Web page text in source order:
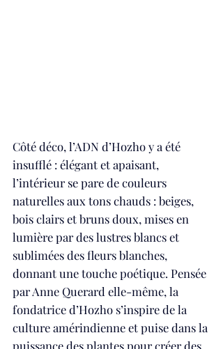
Côté déco, l’ADN d’Hozho y a été
insufflé : élégant et apaisant,
l’intérieur se pare de couleurs
naturelles aux tons chauds : beiges,
bois clairs et bruns doux, mises en
lumière par des lustres blancs et
sublimées des fleurs blanches,
donnant une touche poétique. Pensée
par Anne Querard elle-même, la
fondatrice d’Hozho s’inspire de la
culture amérindienne et puise dans la
puissance des plantes pour créer des